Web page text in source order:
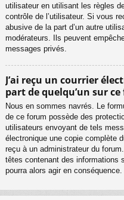
utilisateur en utilisant les règles
contrôle de l’utilisateur. Si vous
abusive de la part d’un autre
modérateurs. Ils peuvent
messages privés.
J’ai reçu un courrier
part de quelqu’un sur
Nous en sommes navrés. Le
de ce forum possède des
utilisateurs envoyant de tels
électronique une copie complète
reçu à un administrateur du
têtes contenant des informations
pourra alors agir en conséquence.